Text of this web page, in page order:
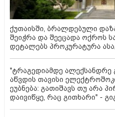
ქუთაისში, ბრალდებული
შეიჭრა და შეეცადა ოქროს
დეტალებს პროკურატურა
"ტრაგედიამდე ალექსანდრე
აწვდის თავისი
ეუბნება: გათიშავს თუ არა
დაივიწყე, რაც გითხარი" -